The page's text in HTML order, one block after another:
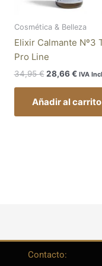
Cosmética & Belleza
Elixir Calmante Nº3
Pro Line
34,95€ 28,66€ IVA
Añadir al carrito
Contacto: